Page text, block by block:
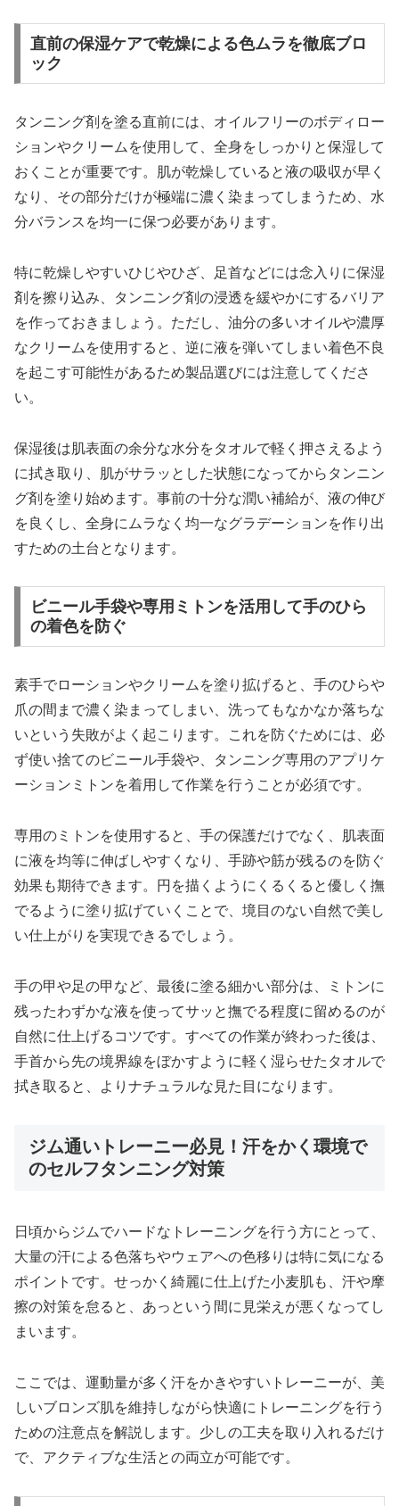
直前の保湿ケアで乾燥による色ムラを徹底ブロ
ック
タンニング剤を塗る直前には、オイルフリーのボディロー
ションやクリームを使用して、全身をしっかりと保湿して
おくことが重要です。肌が乾燥していると液の吸収が早く
なり、その部分だけが極端に濃く染まってしまうため、水
分バランスを均一に保つ必要があります。
特に乾燥しやすいひじやひざ、足首などには念入りに保湿
剤を擦り込み、タンニング剤の浸透を緩やかにするバリア
を作っておきましょう。ただし、油分の多いオイルや濃厚
なクリームを使用すると、逆に液を弾いてしまい着色不良
を起こす可能性があるため製品選びには注意してくださ
い。
保湿後は肌表面の余分な水分をタオルで軽く押さえるよう
に拭き取り、肌がサラッとした状態になってからタンニン
グ剤を塗り始めます。事前の十分な潤い補給が、液の伸び
を良くし、全身にムラなく均一なグラデーションを作り出
すための土台となります。
ビニール手袋や専用ミトンを活用して手のひら
の着色を防ぐ
素手でローションやクリームを塗り拡げると、手のひらや
爪の間まで濃く染まってしまい、洗ってもなかなか落ちな
いという失敗がよく起こります。これを防ぐためには、必
ず使い捨てのビニール手袋や、タンニング専用のアプリケ
ーションミトンを着用して作業を行うことが必須です。
専用のミトンを使用すると、手の保護だけでなく、肌表面
に液を均等に伸ばしやすくなり、手跡や筋が残るのを防ぐ
効果も期待できます。円を描くようにくるくると優しく撫
でるように塗り拡げていくことで、境目のない自然で美し
い仕上がりを実現できるでしょう。
手の甲や足の甲など、最後に塗る細かい部分は、ミトンに
残ったわずかな液を使ってサッと撫でる程度に留めるのが
自然に仕上げるコツです。すべての作業が終わった後は、
手首から先の境界線をぼかすように軽く湿らせたタオルで
拭き取ると、よりナチュラルな見た目になります。
ジム通いトレーニー必見！汗をかく環境で
のセルフタンニング対策
日頃からジムでハードなトレーニングを行う方にとって、
大量の汗による色落ちやウェアへの色移りは特に気になる
ポイントです。せっかく綺麗に仕上げた小麦肌も、汗や摩
擦の対策を怠ると、あっという間に見栄えが悪くなってし
まいます。
ここでは、運動量が多く汗をかきやすいトレーニーが、美
しいブロンズ肌を維持しながら快適にトレーニングを行う
ための注意点を解説します。少しの工夫を取り入れるだけ
で、アクティブな生活との両立が可能です。